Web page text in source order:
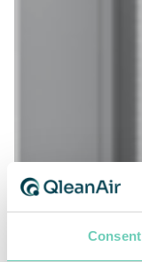
Consent